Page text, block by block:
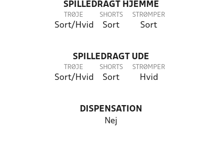
SPILLEDRAGT HJEMME
TRØJE
Sort/Hvid
SHORTS
Sort
STRØMPER
Sort
SPILLEDRAGT UDE
TRØJE
Sort/Hvid
SHORTS
Sort
STRØMPER
Hvid
DISPENSATION
Nej